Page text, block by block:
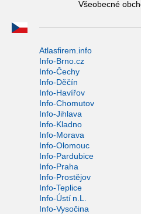
Všeobecné
Atlasfirem.info
Info-Brno.cz
Info-Čechy
Info-Děčín
Info-Havířov
Info-Chomutov
Info-Jihlava
Info-Kladno
Info-Morava
Info-Olomouc
Info-Pardubice
Info-Praha
Info-Prostějov
Info-Teplice
Info-Ústí n.L.
Info-Vysočina